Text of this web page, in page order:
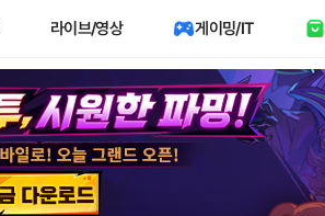
라이브/영상 게이밍/IT